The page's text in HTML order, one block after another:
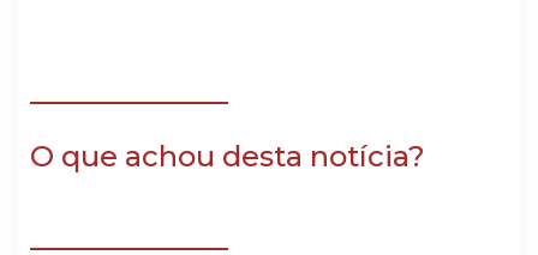
O que achou desta notícia?